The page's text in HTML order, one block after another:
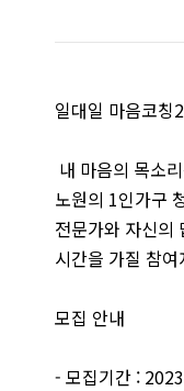
일대일 마음코칭
내 마음의 목소
노원의 1인가구
전문가와 자신의
시간을 가질 참
모집 안내
- 모집기간 :